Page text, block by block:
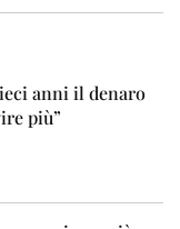
anni il denaro
più”